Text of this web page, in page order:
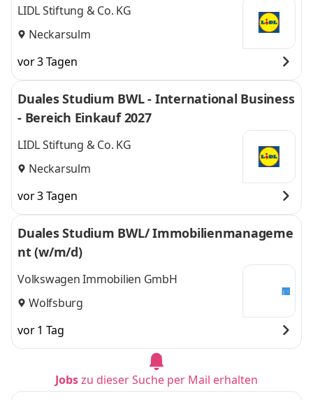
LIDL Stiftung & Co. KG
Neckarsulm
vor 3 Tagen
Duales Studium BWL - International Business
- Bereich Einkauf 2027
LIDL Stiftung & Co. KG
Neckarsulm
vor 3 Tagen
Duales Studium BWL/ Immobilienmanageme
nt (w/m/d)
Volkswagen Immobilien GmbH
Wolfsburg
vor 1 Tag
Jobszu dieser Suche per Mail erhalten